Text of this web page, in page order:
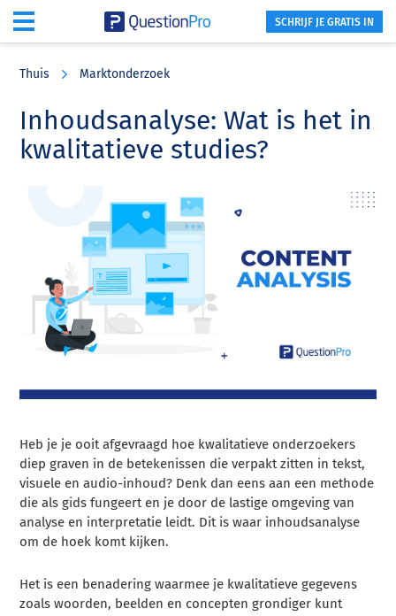
content
sidebar
SCHRIJF JE GRATIS IN
Thuis Marktonderzoek
Inhoudsanalyse: Wat is het in
kwalitatieve studies?
Heb je je ooit afgevraagd hoe kwalitatieve onderzoekers
diep graven in de betekenissen die verpakt zitten in tekst,
visuele en audio-inhoud? Denk dan eens aan een methode
die als gids fungeert en je door de lastige omgeving van
analyse en interpretatie leidt. Dit is waar inhoudsanalyse
om de hoek komt kijken.
Het is een benadering waarmee je kwalitatieve gegevens
zoals woorden, beelden en concepten grondiger kunt